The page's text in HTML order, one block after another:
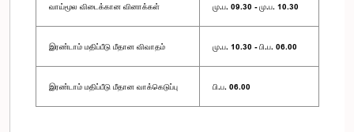
வாய்மூல விடைக்கான வினாக்கள் மு.ப. 09.30 - மு.ப. 10.30
இரண்டாம் மதிப்பீடு மீதான விவாதம் மு.ப. 10.30 - பி.ப. 06.00
இரண்டாம் மதிப்பீடு மீதான வாக்கெடுப்பு பி.ப. 06.00